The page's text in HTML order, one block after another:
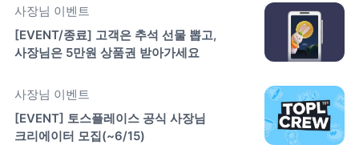
사장님 이벤트
[EVENT/종료] 고객은 추석 선물 뽑고,
사장님은 5만원 상품권 받아가세요
사장님 이벤트
[EVENT] 토스플레이스 공식 사장님
크리에이터 모집(~6/15)